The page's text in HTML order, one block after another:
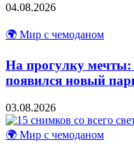
04.08.2026
🌍 Мир с чемоданом
На прогулку
появился новый
03.08.2026
🌍 Мир с чемоданом